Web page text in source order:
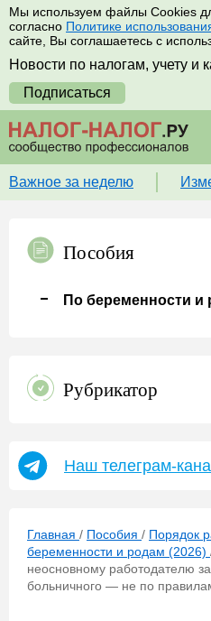
Мы используем файлы Cookies
согласно Политике
сайте, Вы соглашаетесь с
Новости по налогам, учету и
Подписаться
Важное за неделю
Пособия
По беременности и
Рубрикатор
Наш телеграм-
Главная / Пособия / Порядок
беременности и родам (2026)
неосновному работодателю
больничного — не по